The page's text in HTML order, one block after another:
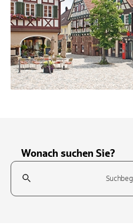
Wonach suchen Sie?
Suchfeld